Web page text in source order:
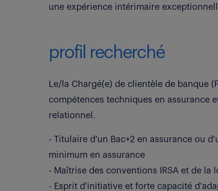
une expérience intérimaire
profil recherché
Le/la Chargé(e) de clientèle de banque
compétences techniques en assurance
relationnel.
- Titulaire d'un Bac+2 en assurance ou
minimum en assurance
- Maîtrise des conventions IRSA et de la
- Esprit d'initiative et forte capacité